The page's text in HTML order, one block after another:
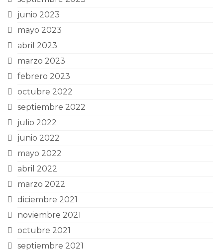
junio 2023
mayo 2023
abril 2023
marzo 2023
febrero 2023
octubre 2022
septiembre 2022
julio 2022
junio 2022
mayo 2022
abril 2022
marzo 2022
diciembre 2021
noviembre 2021
octubre 2021
septiembre 2021